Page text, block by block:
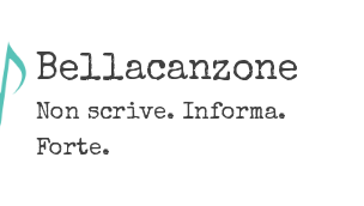
Bellacanzone
Non scrive. Informa.
Forte.